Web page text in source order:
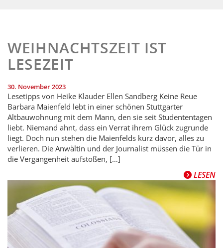
WEIHNACHTSZEIT IST
LESEZEIT
30. November 2023
Lesetipps von Heike Klauder Ellen Sandberg Keine Reue
Barbara Maienfeld lebt in einer schönen Stuttgarter
Altbauwohnung mit dem Mann, den sie seit Studententagen
liebt. Niemand ahnt, dass ein Verrat ihrem Glück zugrunde
liegt. Doch nun stehen die Maienfelds kurz davor, alles zu
verlieren. Die Anwältin und der Journalist müssen die Tür in
die Vergangenheit aufstoßen, […]
LESEN